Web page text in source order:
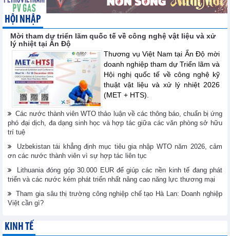
HỘI NHẬP
Mời tham dự triển lãm quốc tế về công nghệ vật liệu và xử
lý nhiệt tại Ấn Độ
Thương vụ Việt Nam tại Ấn Độ mời
doanh nghiệp tham dự Triển lãm và
Hội nghị quốc tế về công nghệ kỹ
thuật vật liệu và xử lý nhiệt 2026
(MET + HTS).
Các nước thành viên WTO thảo luận về các thông báo, chuẩn bị ứng
phó đại dịch, đa dạng sinh học và hợp tác giữa các văn phòng sở hữu
trí tuệ
Uzbekistan tái khẳng định mục tiêu gia nhập WTO năm 2026, cảm
ơn các nước thành viên vì sự hợp tác liên tục
Lithuania đóng góp 30.000 EUR để giúp các nền kinh tế đang phát
triển và các nước kém phát triển nhất nâng cao năng lực thương mại
Tham gia sâu thị trường công nghiệp chế tạo Hà Lan: Doanh nghiệp
Việt cần gì?
KINH TẾ